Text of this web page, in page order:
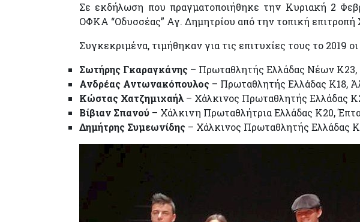
Σε εκδήλωση που πραγματοποιήθηκε την Κυριακή 2
ΟΦΚΑ “Οδυσσέας” Αγ. Δημητρίου από την τοπική επιτροπή
Συγκεκριμένα, τιμήθηκαν για τις επιτυχίες τους το 2019
Σωτήρης Γκαραγκάνης – Πρωταθλητής Ελλάδας Νέων Κ23,
Ανδρέας Αντωνακόπουλος – Πρωταθλητής Ελλάδας Κ18,
Κώστας Χατζημιχαήλ – Χάλκινος Πρωταθλητής Ελλάδας
Βίβιαν Σπανού – Χάλκινη Πρωταθλήτρια Ελλάδας Κ20,
Δημήτρης Συμεωνίδης – Χάλκινος Πρωταθλητής Ελλάδας